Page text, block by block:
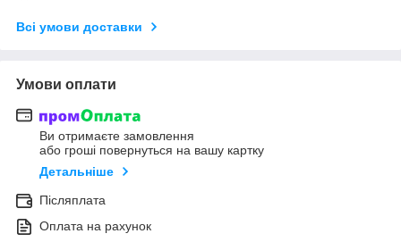
Всі умови доставки
Умови оплати
Ви отримаєте замовлення
або гроші повернуться на вашу картку
Детальніше
Післяплата
Оплата на рахунок